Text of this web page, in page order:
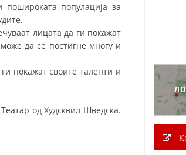
ДЕЈНОСТ
популација за
лицата да ги покажат
да се постигне многу и
покажат своите таленти и
од Худсквил Шведска.